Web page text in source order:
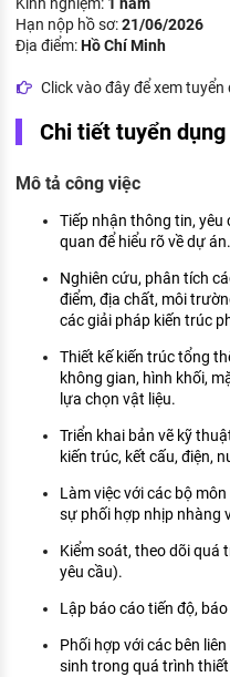
CÔNG TY
Danh sách nhà tuyển
Nhà tuyển dụng hàng
Mẫu CV đơn giản
Mẫu CV hiện đại
Bảo hiểm và phúc lợi
Thuế thu nhập
Hồ sơ biểu mẫu
Chính sách lao động
KHÁM PHÁ NGHỀ NGHIỆP
Tử vi nghề nghiệp
Kỹ năng nghề nghiệp
Đặc trưng từng nghề
Xu hướng việc làm
XÂY DỰNG VÀ PHÁT
NHÂN SỰ
TUYỂN DỤNG VIỆC LÀM
Hạn nộp hồ sơ:21/06/2026
Địa điểm:Hồ Chí Minh
Click vào đây để xem tuyển
Chi tiết tuyển dụng
Mô tả công việc
Tiếp nhận thông tin, yêu
quan để hiểu rõ về dự án.
Nghiên cứu, phân tích
điểm, địa chất, môi
các giải pháp kiến trúc
Thiết kế kiến trúc tổng
không gian, hình khối,
lựa chọn vật liệu.
Triển khai bản vẽ kỹ
kiến trúc, kết cấu, điện,
Làm việc với các bộ
sự phối hợp nhịp nhàng
Kiểm soát, theo dõi quá
yêu cầu).
Lập báo cáo tiến độ,
Phối hợp với các bên
sinh trong quá trình